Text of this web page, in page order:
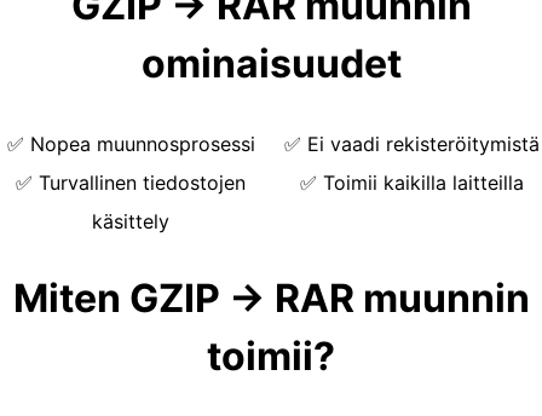
ominaisuudet
✅ Nopea muunnosprosessi
✅ Turvallinen tiedostojen
käsittely
✅ Ei vaadi rekisteröitymistä
✅ Toimii kaikilla laitteilla
Miten GZIP → RAR muunnin
toimii?